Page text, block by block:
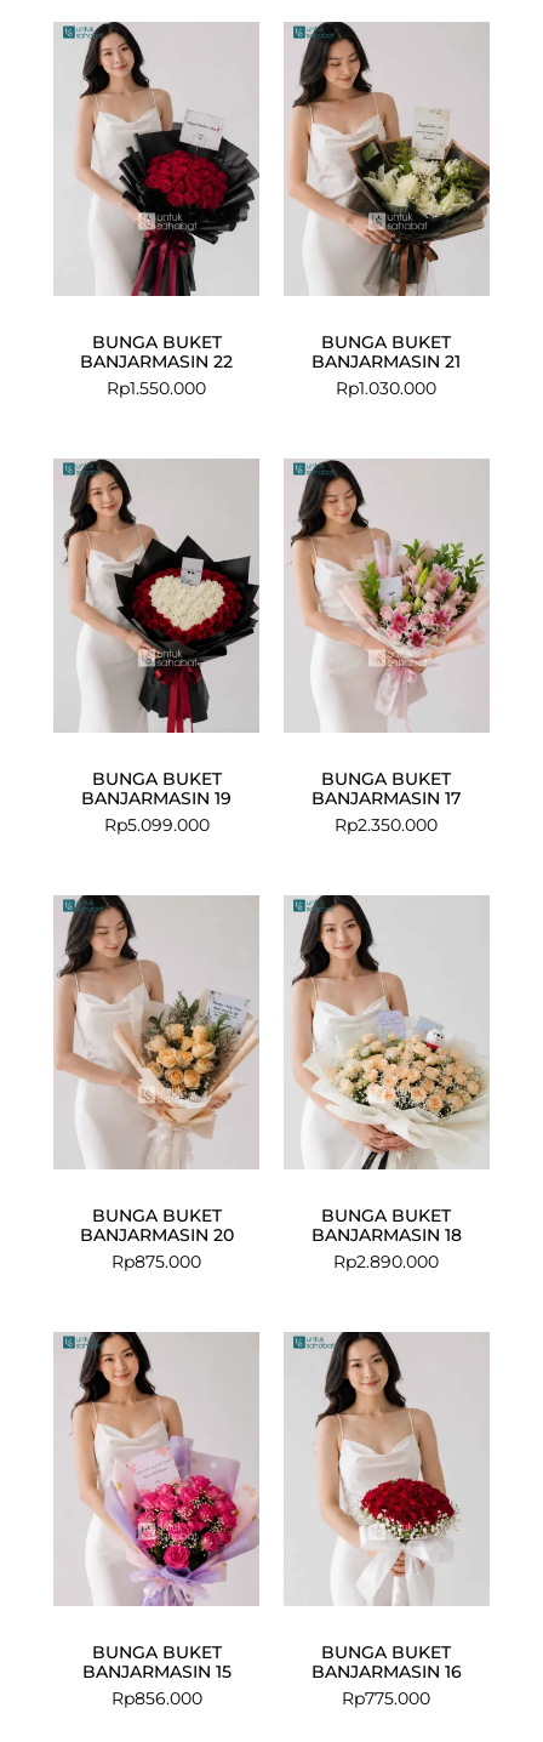
BUNGA BUKET
BANJARMASIN 22
Rp1.550.000
BUNGA BUKET
BANJARMASIN 21
Rp1.030.000
BUNGA BUKET
BANJARMASIN 19
Rp5.099.000
BUNGA BUKET
BANJARMASIN 17
Rp2.350.000
BUNGA BUKET
BANJARMASIN 20
Rp875.000
BUNGA BUKET
BANJARMASIN 18
Rp2.890.000
BUNGA BUKET
BANJARMASIN 15
Rp856.000
BUNGA BUKET
BANJARMASIN 16
Rp775.000